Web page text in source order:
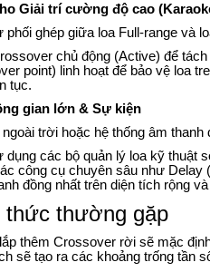
Giải trí cường độ cao
ghép giữa loa Full-range và
chủ động (Active) để
point) linh hoạt để bảo vệ loa
tục.
gian lớn & Sự kiện
trời hoặc hệ thống âm thanh
các bộ quản lý loa kỹ thuật
công cụ chuyên sâu như
đồng nhất trên diện tích rộng
thức thường gặp
thêm Crossover rời sẽ mặc
sẽ tạo ra các khoảng trống tần